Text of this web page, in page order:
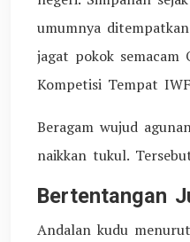
umumnya
jagat pokok semacam
Kompetisi Tempat
Beragam wujud
naikkan tukul.
Bertentangan
Andalan kudu